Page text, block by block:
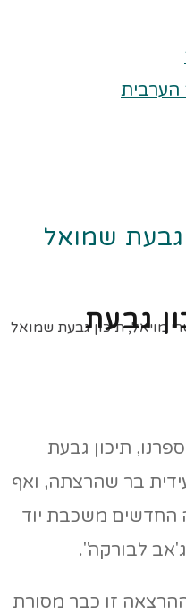
הערבית
גבעת שמואל
מויאל, תיכון גבעת שמואל
גבעת
תיכון גבעת
בר שהרצתה, ואף
החדשים משכבת יוד
לבורקה".
זו כבר מסורת